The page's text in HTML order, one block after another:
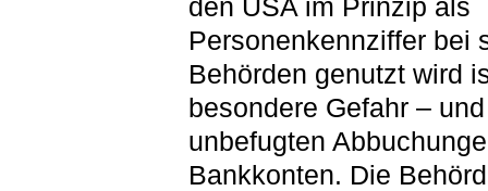
den USA im Prinzip als
Personenkennziffer bei
Behörden genutzt wird
besondere Gefahr – und
unbefugten
Bankkonten. Die